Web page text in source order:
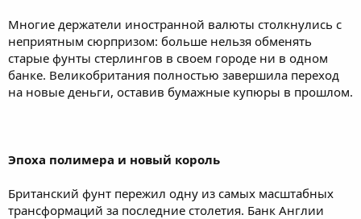
Многие держатели иностранной валюты столкнулись с
неприятным сюрпризом: больше нельзя обменять
старые фунты стерлингов в своем городе ни в одном
банке. Великобритания полностью завершила переход
на новые деньги, оставив бумажные купюры в прошлом.
Эпоха полимера и новый король
Британский фунт пережил одну из самых масштабных
трансформаций за последние столетия. Банк Англии